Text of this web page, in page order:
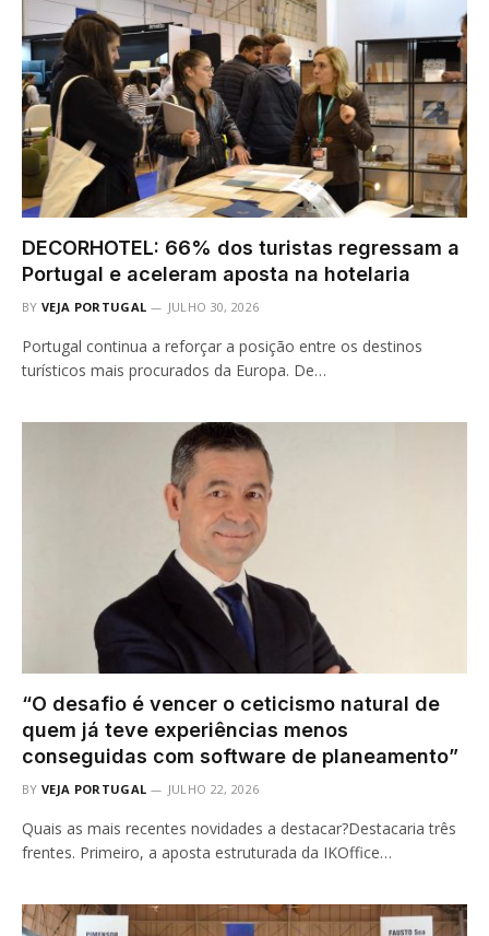
DECORHOTEL: 66% dos turistas regressam a
Portugal e aceleram aposta na hotelaria
BY VEJA PORTUGAL JULHO 30, 2026
Portugal continua a reforçar a posição entre os destinos
turísticos mais procurados da Europa. De…
“O desafio é vencer o ceticismo natural de
quem já teve experiências menos
conseguidas com software de planeamento”
BY VEJA PORTUGAL JULHO 22, 2026
Quais as mais recentes novidades a destacar?Destacaria três
frentes. Primeiro, a aposta estruturada da IKOffice…